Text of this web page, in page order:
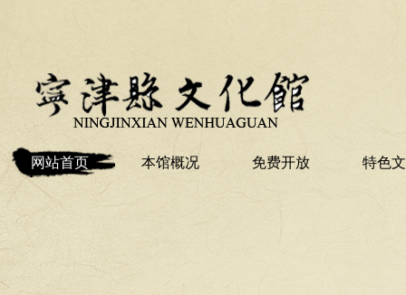
网站首页 本馆概况 免费开放 特色